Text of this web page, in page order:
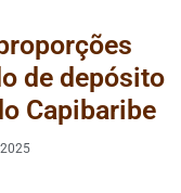
de depósito
Capibaribe